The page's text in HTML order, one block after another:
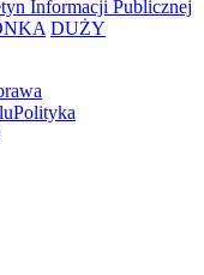
Informacji Publicznej
DUŻY
Polityka